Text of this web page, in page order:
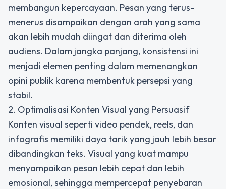
membangun kepercayaan. Pesan yang terus-
menerus disampaikan dengan arah yang sama
akan lebih mudah diingat dan diterima oleh
audiens. Dalam jangka panjang, konsistensi ini
menjadi elemen penting dalam memenangkan
opini publik karena membentuk persepsi yang
stabil.
2. Optimalisasi Konten Visual yang Persuasif
Konten visual seperti video pendek, reels, dan
infografis memiliki daya tarik yang jauh lebih besar
dibandingkan teks. Visual yang kuat mampu
menyampaikan pesan lebih cepat dan lebih
emosional, sehingga mempercepat penyebaran